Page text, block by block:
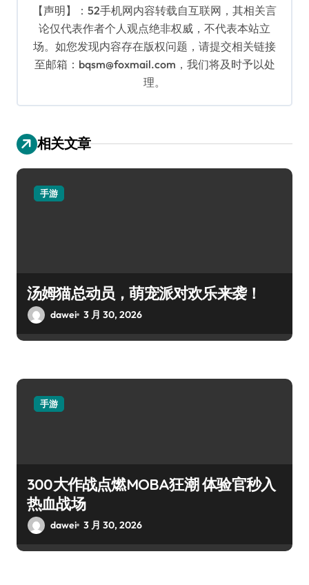
【声明】：52手机网内容转载自互联网，其相关言
论仅代表作者个人观点绝非权威，不代表本站立
场。如您发现内容存在版权问题，请提交相关链接
至邮箱：bqsm@foxmail.com，我们将及时予以处
理。
相关文章
手游
汤姆猫总动员，萌宠派对欢乐来袭！
dawei 3 月 30, 2026
手游
300大作战点燃MOBA狂潮 体验官秒入
热血战场
dawei 3 月 30, 2026